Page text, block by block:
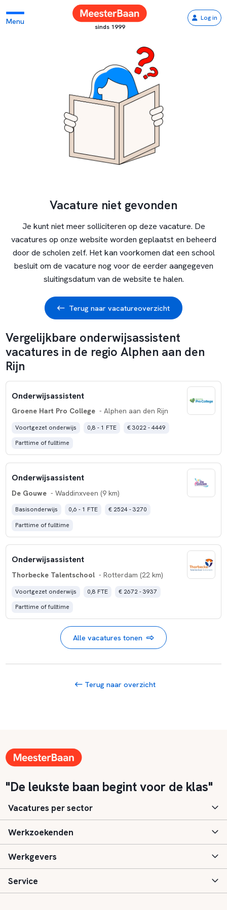
Menu
sinds 1999
Log in
Vacature niet gevonden
Je kunt niet meer solliciteren op deze vacature. De
vacatures op onze website worden geplaatst en beheerd
door de scholen zelf. Het kan voorkomen dat een school
besluit om de vacature nog voor de eerder aangegeven
sluitingsdatum van de website te halen.
Terug naar vacatureoverzicht
Vergelijkbare onderwijsassistent
vacatures in de regio Alphen aan den
Rijn
Onderwijsassistent
Groene Hart Pro College - Alphen aan den Rijn
Voortgezet onderwijs 0,8 - 1 FTE
€ 3022 - 4449
Parttime of fulltime
Onderwijsassistent
De Gouwe - Waddinxveen (9 km)
Basisonderwijs 0,6 - 1 FTE
€ 2524 - 3270
Parttime of fulltime
Onderwijsassistent
Thorbecke Talentschool - Rotterdam (22 km)
Voortgezet onderwijs 0,8 FTE
€ 2672 - 3937
Parttime of fulltime
Alle vacatures tonen
Terug naar overzicht
"De leukste baan begint voor de klas"
Vacatures per sector
Basisonderwijs
Speciaal (basis) onderwijs
Voortgezet onderwijs
Werkzoekenden
Aanmelden
Vacatures
Werkgevers
Inloggen
Service